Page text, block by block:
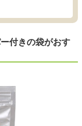
付きの袋がおす